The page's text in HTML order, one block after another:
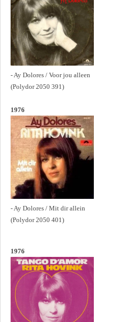
- Ay Dolores / Voor jou alleen
(Polydor 2050 391)
1976
- Ay Dolores / Mit dir allein
(Polydor 2050 401)
1976